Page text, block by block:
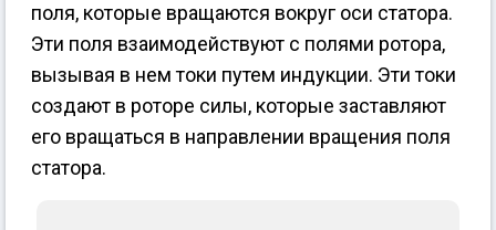
поля, которые вращаются вокруг оси статора.
Эти поля взаимодействуют с полями ротора,
вызывая в нем токи путем индукции. Эти токи
создают в роторе силы, которые заставляют
его вращаться в направлении вращения поля
статора.